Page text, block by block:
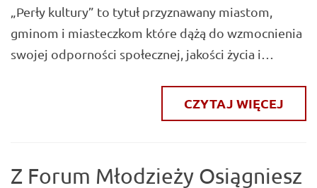
„Perły kultury” to tytuł przyznawany miastom,
gminom i miasteczkom które dążą do wzmocnienia
swojej odporności społecznej, jakości życia i…
CZYTAJ WIĘCEJ
Z Forum Młodzieży Osiągniesz